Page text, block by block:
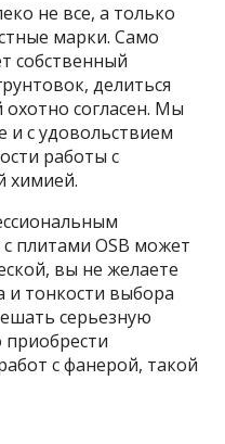
не все, а только
марки. Само
собственный
делиться
согласен. Мы
и с удовольствием
работы с
химией.
плитами OSB может
вы не желаете
и тонкости выбора
серьезную
приобрести
с фанерой, такой